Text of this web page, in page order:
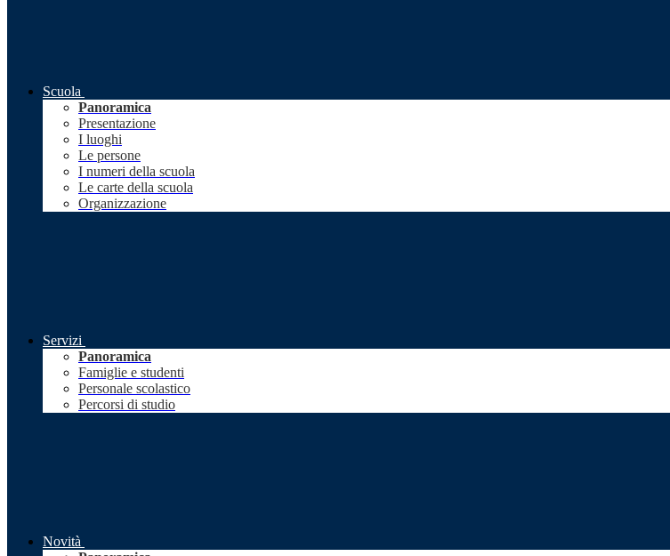
Scuola
Panoramica
Presentazione
I luoghi
Le persone
I numeri della scuola
Le carte della scuola
Organizzazione
Servizi
Panoramica
Famiglie e studenti
Personale scolastico
Percorsi di studio
Novità